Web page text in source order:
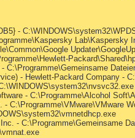
-
Lab\Kaspersky
- Hewlett-Packard Company -
- C:\Programme\Alcohol
C:\Programme\VMware\VMware
- C:\Programme\Gemeinsame